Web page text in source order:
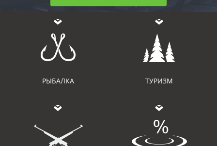
РЫБАЛКА ТУРИЗМ